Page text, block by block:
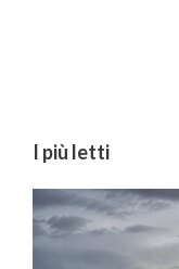
I più letti